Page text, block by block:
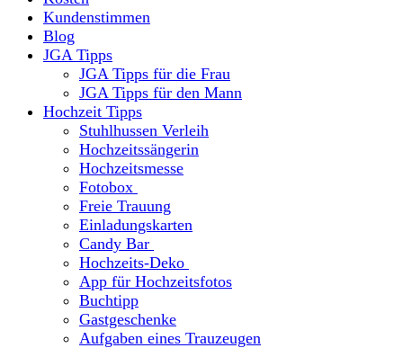
Kundenstimmen
Blog
JGA Tipps
JGA Tipps für die Frau
JGA Tipps für den Mann
Hochzeit Tipps
Stuhlhussen Verleih
Hochzeitssängerin
Hochzeitsmesse
Fotobox
Freie Trauung
Einladungskarten
Candy Bar
Hochzeits-Deko
App für Hochzeitsfotos
Buchtipp
Gastgeschenke
Aufgaben eines Trauzeugen